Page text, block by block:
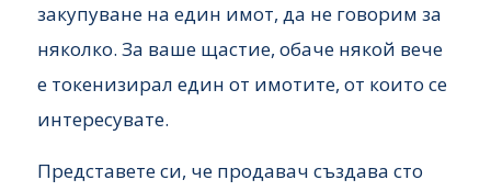
закупуване на един имот, да не говорим за
няколко. За ваше щастие, обаче някой вече
е токенизирал един от имотите, от които се
интересувате.
Представете си, че продавач създава сто